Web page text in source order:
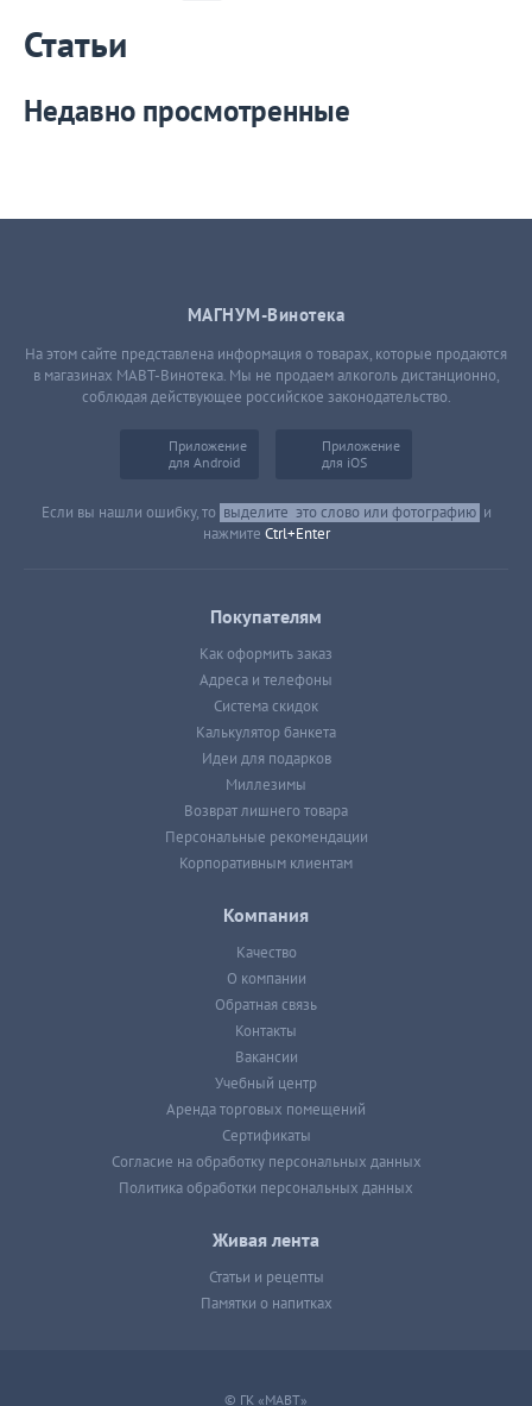
Статьи
Недавно просмотренные
МАГНУМ-Винотека
На этом сайте представлена информация о товарах, которые продаются
в магазинах МАВТ-Винотека. Мы не продаем алкоголь дистанционно,
соблюдая действующее российское законодательство.
Приложение
для Android
Приложение
для iOS
Если вы нашли ошибку, то выделите это слово или фотографию и
нажмите Ctrl+Enter
Покупателям
Как оформить заказ
Адреса и телефоны
Система скидок
Калькулятор банкета
Идеи для подарков
Миллезимы
Возврат лишнего товара
Персональные рекомендации
Корпоративным клиентам
Компания
Качество
О компании
Обратная связь
Контакты
Вакансии
Учебный центр
Аренда торговых помещений
Сертификаты
Согласие на обработку персональных данных
Политика обработки персональных данных
Живая лента
Статьи и рецепты
Памятки о напитках
© ГК «МАВТ»